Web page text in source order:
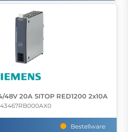
20A SITOP RED1200 2x10A
Bestellware